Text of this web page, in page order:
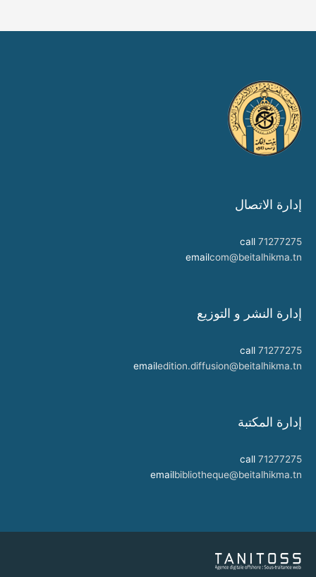
إدارة الاتصال
call 71277275
emailcom@beitalhikma.tn
إدارة النشر و التوزيع
call 71277275
emailedition.diffusion@beitalhikma.tn
إدارة المكتبة
call 71277275
emailbibliotheque@beitalhikma.tn